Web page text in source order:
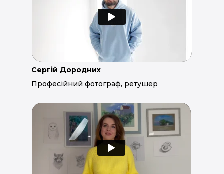
Сергій Дородних
Професійний фотограф, ретушер